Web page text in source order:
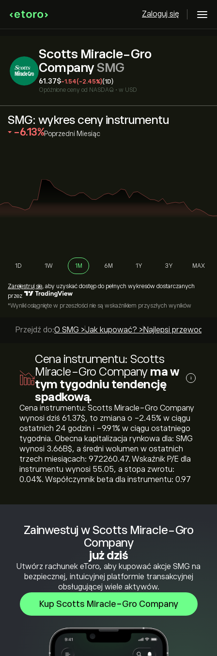
Zaloguj się
Scotts Miracle-Gro
CompanySMG
61.37‎$‎-1.54(-2.45%)(1D)
Opóźnione ceny od NASDAQ • w USD
Zainwestuj w Scotts Miracle-Gro
Company
już dziś
Utwórz rachunek eToro, aby kupować akcje SMG na
bezpiecznej, intuicyjnej platformie transakcyjnej
obsługującej wiele aktywów.
Kup Scotts Miracle-Gro Company
SMG: wykres ceny instrumentu
‎-6.13‎ Poprzedni Miesiąc
1D 1W 1M 6M 1Y 3Y MAX
Zarejestruj się, aby uzyskać dostęp do pełnych wykresów dostarczanych
przez
*Wyniki osiągnięte w przeszłości nie są wskaźnikiem przyszłych wyników
Przejdź do:O SMG >Jak kupować? > Najlepsi
Cena instrumentu: Scotts
Miracle-Gro Company ma w
tym tygodniu tendencję
spadkową.
i
Cena instrumentu: Scotts Miracle-Gro Company
wynosi dziś 61.37‎$‎, to zmiana o ‎-2.45‎% w ciągu
ostatnich 24 godzin i ‎-9.91‎% w ciągu ostatniego
tygodnia. Obecna kapitalizacja rynkowa dla: SMG
wynosi 3.66B‎$‎, a średni wolumen w ostatnich
trzech miesiącach: 972260.47. Wskaźnik P/E dla
instrumentu wynosi 55.05, a stopa zwrotu:
0.04%. Współczynnik beta dla instrumentu: 0.97